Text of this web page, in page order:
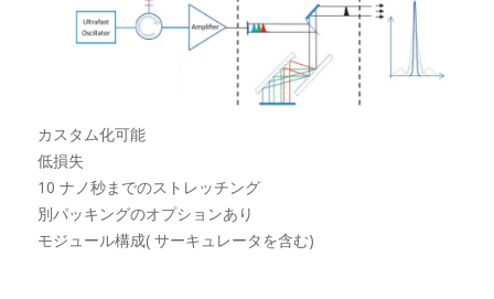
カスタム化可能
低損失
10 ナノ秒までのストレッチング
別パッキングのオプションあり
モジュール構成( サーキュレータを含む)